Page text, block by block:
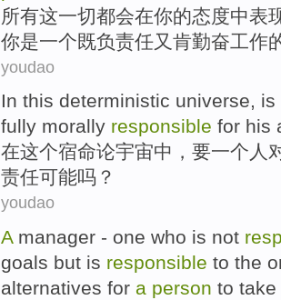
所有这一切都会在你的态度中表
你是一个既负责任又 肯勤奋工作
youdao
In this deterministic universe, is
fully morally responsible for his
在这个宿命论宇宙中 ， 要一个 人
责任可能吗？
youdao
A manager - one who is not
goals but is responsible to the
alternatives for a person to take